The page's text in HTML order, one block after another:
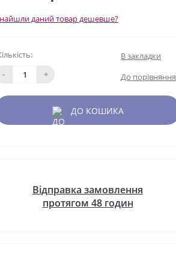
даний товар дешевше?
-
+
В закладки
До порівняння
ДО КОШИКА
Відправка замовлення
протягом 48 годин